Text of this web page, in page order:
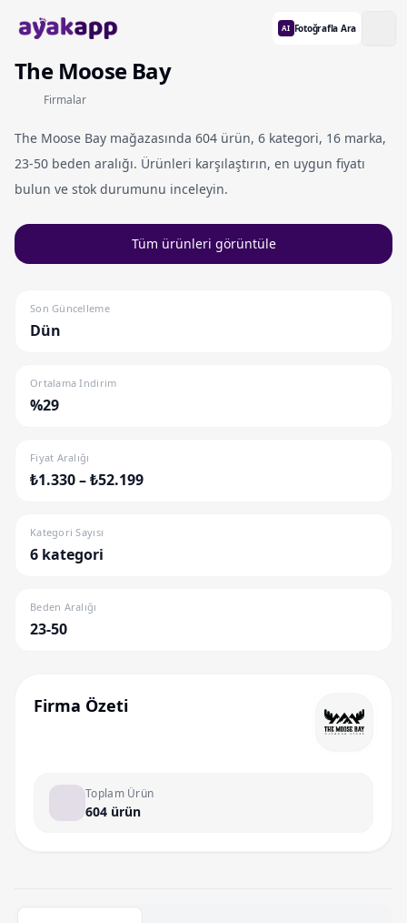
AI Fotoğrafla Ara
The Moose Bay
Firmalar
The Moose Bay mağazasında 604 ürün, 6 kategori, 16 marka,
23-50 beden aralığı. Ürünleri karşılaştırın, en uygun fiyatı
bulun ve stok durumunu inceleyin.
Tüm ürünleri görüntüle
Son Güncelleme
Dün
Ortalama Indirim
%29
Fiyat Aralığı
₺1.330 – ₺52.199
Kategori Sayısı
6 kategori
Beden Aralığı
23-50
Firma Özeti
Toplam Ürün
604 ürün